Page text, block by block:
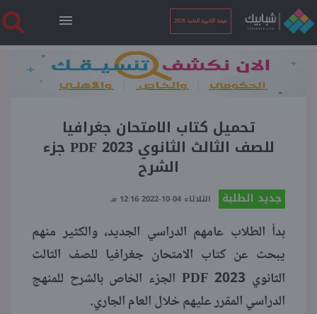
نتيجة الثانوية العامة 2026
الرئيسية
نتيجة الثانوية العامة 2026
أخبار ساخنة
بوابة الطلبة
ملفات
تحميل كتاب الامتحان جغرافيا
للصف الثالث الثانوي 2023 PDF جزء
الشرح
جديد الطلبة الثلاثاء 04-10-2022 12:16 مـ
بدأ الطلاب عامهم الدراسي الجديد، والكثير منهم
يبحث عن كتاب الامتحان جغرافيا للصف الثالث
الثانوي 2023
PDF الجزء الخاص بالشرح للمنهج
الدراسي المقرر عليهم خلال العام الجاري.